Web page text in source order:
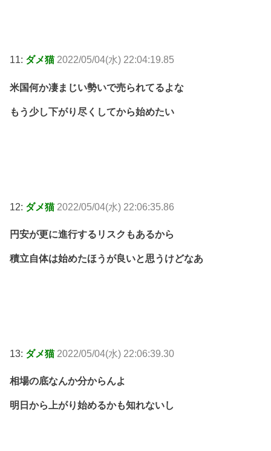
11: ダメ猫 2022/05/04(水) 22:04:19.85
米国何か凄まじい勢いで売られてるよな
もう少し下がり尽くしてから始めたい
12: ダメ猫 2022/05/04(水) 22:06:35.86
円安が更に進行するリスクもあるから
積立自体は始めたほうが良いと思うけどなあ
13: ダメ猫 2022/05/04(水) 22:06:39.30
相場の底なんか分からんよ
明日から上がり始めるかも知れないし